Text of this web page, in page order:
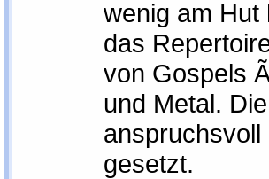
wenig am Hut
das
von Gospels
und Metal.
gesetzt.